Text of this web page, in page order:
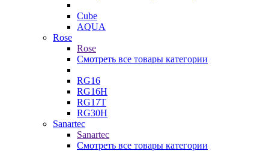
Cube
AQUA
Rose
Rose
Смотреть все товары категории
RG16
RG16H
RG17T
RG30H
Sanartec
Sanartec
Смотреть все товары категории